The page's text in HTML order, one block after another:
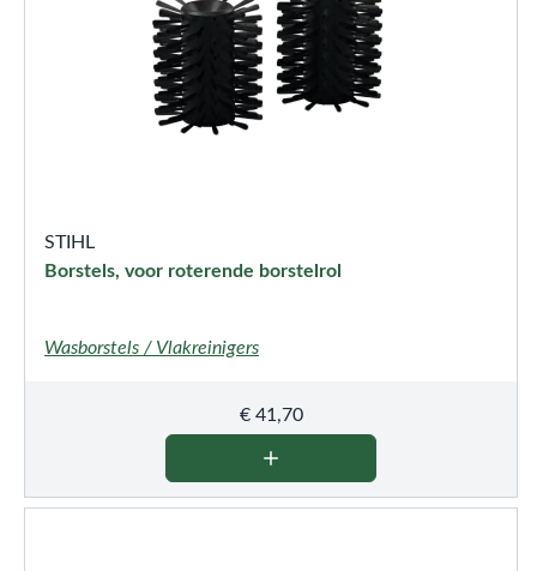
STIHL
Borstels, voor roterende borstelrol
Wasborstels / Vlakreinigers
€41,70